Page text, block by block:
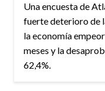
Una encuesta de
fuerte deterioro de
la economía
meses y la
62,4%.